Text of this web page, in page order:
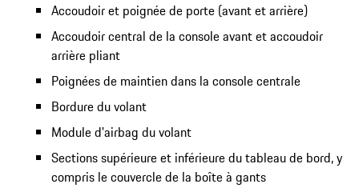
Accoudoir et poignée de porte (avant et arrière)
Accoudoir central de la console avant et accoudoir
arrière pliant
Poignées de maintien dans la console centrale
Bordure du volant
Module d'airbag du volant
Sections supérieure et inférieure du tableau de bord, y
compris le couvercle de la boîte à gants